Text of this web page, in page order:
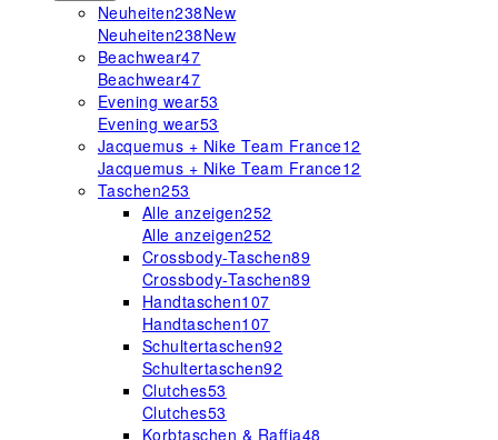
Neuheiten238New
Neuheiten238New
Beachwear47
Beachwear47
Evening wear53
Evening wear53
Jacquemus + Nike Team France12
Jacquemus + Nike Team France12
Taschen253
Alle anzeigen252
Alle anzeigen252
Crossbody-Taschen89
Crossbody-Taschen89
Handtaschen107
Handtaschen107
Schultertaschen92
Schultertaschen92
Clutches53
Clutches53
Korbtaschen & Raffia48